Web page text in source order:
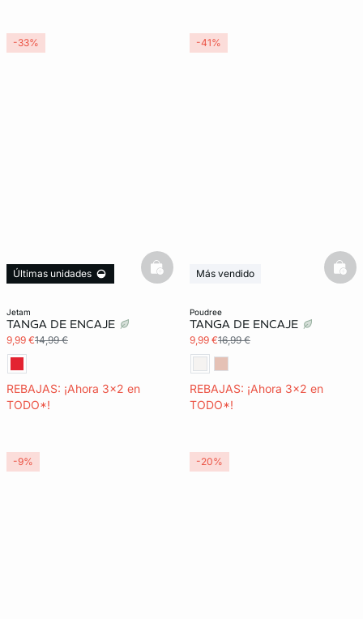
jetam
TANGA DE ENCAJE
9,99 €14,99 €
REBAJAS: ¡Ahora 3x2 en
TODO*!
Últimas unidades
basketfull
-33%
poudree
TANGA DE ENCAJE
9,99 €16,99 €
REBAJAS: ¡Ahora 3x2 en
TODO*!
Más vendido
-41%
-9% -20%